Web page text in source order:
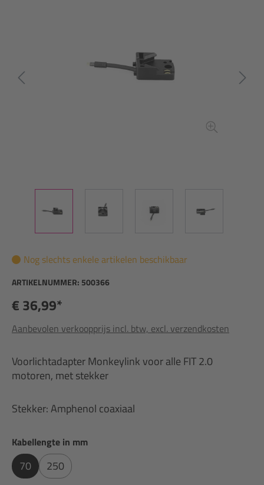
Nog slechts enkele artikelen beschikbaar
ARTIKELNUMMER: 500366
€ 36,99*
Aanbevolen verkoopprijs incl. btw, excl. verzendkosten
Voorlichtadapter Monkeylink voor alle FIT 2.0
motoren, met stekker
Stekker: Amphenol coaxiaal
Selecteer
Kabellengte in mm
70 250